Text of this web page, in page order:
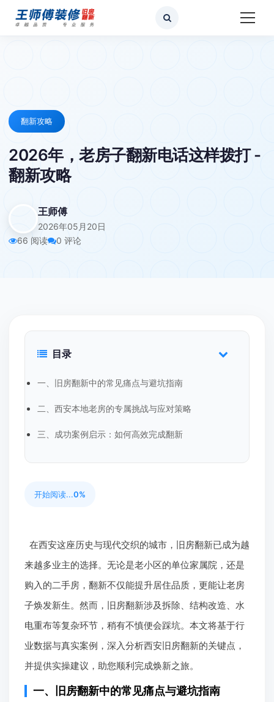
翻新攻略
2026年，老房子翻新电话这样拨打 -
翻新攻略
王师傅
2026年05月20日
66 阅读
0 评论
目录
一、旧房翻新中的常见痛点与避坑指南
二、西安本地老房的专属挑战与应对策略
三、成功案例启示：如何高效完成翻新
开始阅读...0%
在西安这座历史与现代交织的城市，旧房翻新已成为越
来越多业主的选择。无论是老小区的单位家属院，还是
购入的二手房，翻新不仅能提升居住品质，更能让老房
子焕发新生。然而，旧房翻新涉及拆除、结构改造、水
电重布等复杂环节，稍有不慎便会踩坑。本文将基于行
业数据与真实案例，深入分析西安旧房翻新的关键点，
并提供实操建议，助您顺利完成焕新之旅。
一、旧房翻新中的常见痛点与避坑指南